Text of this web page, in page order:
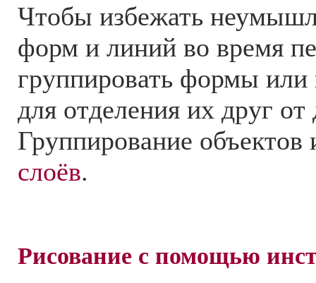
Чтобы избежать
форм и линий во время
группировать формы или
для отделения их друг
Группирование
слоёв.
Рисование с помощью